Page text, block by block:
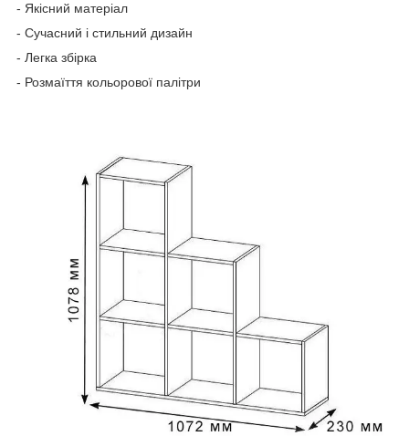
- Якісний матеріал
- Сучасний і стильний дизайн
- Легка збірка
- Розмаїття кольорової палітри